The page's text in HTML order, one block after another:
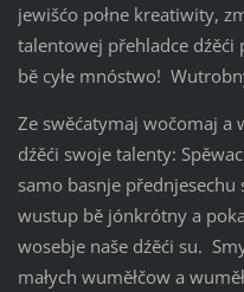
jewišćo połne kreatiwity,
talentowej přehladce dźěći
bě cyłe mnóstwo!
Ze swěćatymaj wočomaj
dźěći swoje talenty:
samo basnje
wustup bě jónkrótny a
wosebje naše dźěći su.
małych wuměłčow a